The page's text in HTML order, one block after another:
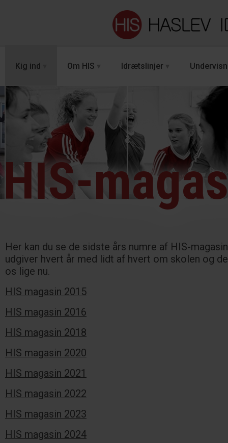
Kig ind Om HIS Idrætslinjer
HIS-
Her kan du se de sidste års numre af HIS-
udgiver hvert år med lidt af hvert om skolen og
os lige nu.
HIS magasin 2015
HIS magasin 2016
HIS magasin 2018
HIS magasin 2020
HIS magasin 2021
HIS magasin 2022
HIS magasin 2023
HIS magasin 2024